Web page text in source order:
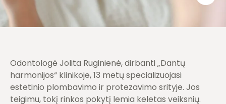
Odontologė Jolita Ruginienė, dirbanti „Dantų
harmonijos“ klinikoje, 13 metų specializuojasi
estetinio plombavimo ir protezavimo srityje. Jos
teigimu, tokį rinkos pokytį lemia keletas veiksnių.